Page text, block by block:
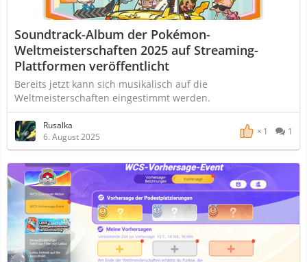
Soundtrack-Album der Pokémon-
Weltmeisterschaften 2025 auf Streaming-
Plattformen veröffentlicht
Bereits jetzt kann sich musikalisch auf die
Weltmeisterschaften eingestimmt werden.
Rusalka
6. August 2025
1 1